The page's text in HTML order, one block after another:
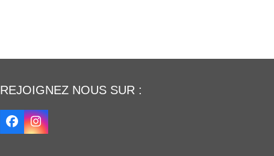
REJOIGNEZ NOUS SUR :
FacebookInstagram